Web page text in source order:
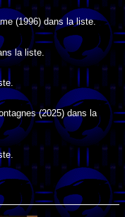
(1996) dans la liste.
la liste.
(2025) dans la